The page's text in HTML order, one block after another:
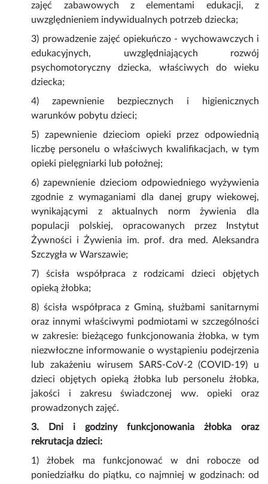
zajęć zabawowych z elementami edukacji, z
uwzględnieniem indywidualnych potrzeb dziecka;
3) prowadzenie zajęć opiekuńczo - wychowawczych i
edukacyjnych, uwzględniających rozwój
psychomotoryczny dziecka, właściwych do wieku
dziecka;
4) zapewnienie bezpiecznych i higienicznych
warunków pobytu dzieci;
5) zapewnienie dzieciom opieki przez odpowiednią
liczbę personelu o właściwych kwalifikacjach, w tym
opieki pielęgniarki lub położnej;
6) zapewnienie dzieciom odpowiedniego wyżywienia
zgodnie z wymaganiami dla danej grupy wiekowej,
wynikającymi z aktualnych norm żywienia dla
populacji polskiej, opracowanych przez Instytut
Żywności i Żywienia im. prof. dra med. Aleksandra
Szczygła w Warszawie;
7) ścisła współpraca z rodzicami dzieci objętych
opieką żłobka;
8) ścisła współpraca z Gminą, służbami sanitarnymi
oraz innymi właściwymi podmiotami w szczególności
w zakresie: bieżącego funkcjonowania żłobka, w tym
niezwłoczne informowanie o wystąpieniu podejrzenia
lub zakażeniu wirusem SARS-CoV-2 (COVID-19) u
dzieci objętych opieką żłobka lub personelu żłobka,
jakości i zakresu świadczonej ww. opieki oraz
prowadzonych zajęć.
3. Dni i godziny funkcjonowania żłobka oraz
rekrutacja dzieci:
1) żłobek ma funkcjonować w dni robocze od
poniedziałku do piątku, co najmniej w godzinach: od